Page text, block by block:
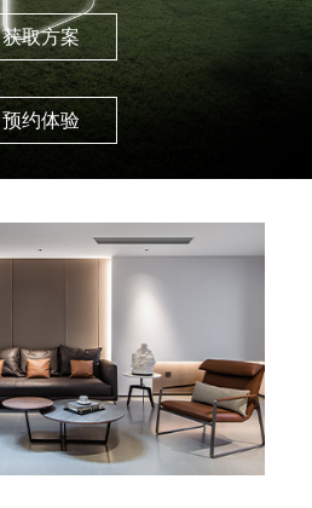
获取方案
预约体验